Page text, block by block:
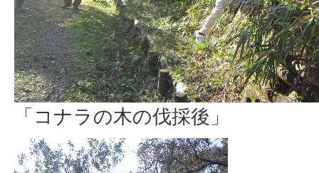
「コナラの木の伐採後」